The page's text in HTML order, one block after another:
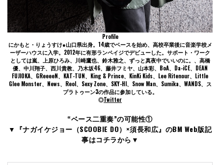
Profile
にかもと・りょうすけ●山口県出身。14歳でベースを始め、高校卒業後に音楽学校メ
ーザーハウスに入学。2012年に有形ランペイジでデビューした。サポート・ワーク
としては嵐、上原ひろみ、川崎鷹也、鈴木雅之、ずっと真夜中でいいのに。、高橋
優、中川翔子、西川貴教、乃木坂46、藤井フミヤ、山本彩、BoA、Da-iCE、DEAN
FUJIOKA、GReeeeN、KAT-TUN、King & Prince、KinKi Kids、Lee Ritenour、Little
Glee Monster、News、Reol、Sexy Zone、SKY-HI、Snow Man、Sumika、WANDS、ス
プラトゥーン3の作品に参加している。
◎Twitter
“ベース二重奏”の可能性①
▼『ナガイケジョー（SCOOBIE DO）×須長和広』のBM Web版記
事はコチラから▼